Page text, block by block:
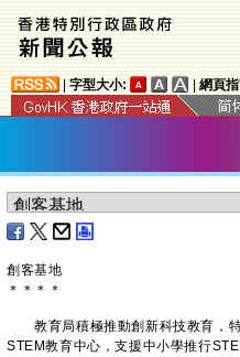
字型大小: 網頁
創客基地
＊ ＊ ＊ ＊
教育局積極推動創新科技教育，特
STEM教育中心，支援中小學推行